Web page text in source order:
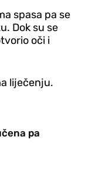
spasa pa se
Dok su se
oči i
liječenju.
pa